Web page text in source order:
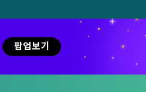
팝업보기